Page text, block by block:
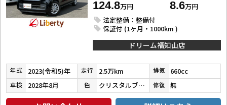
124.8万円 8.6万円
法定整備：整備付
保証付 (1ヶ月・1000km )
ドリーム福知山店
年式 2023(令和5)年 走行 2.5万km 排気 660cc
車検 2028年8月 色 クリスタルブラックパール 修復 無